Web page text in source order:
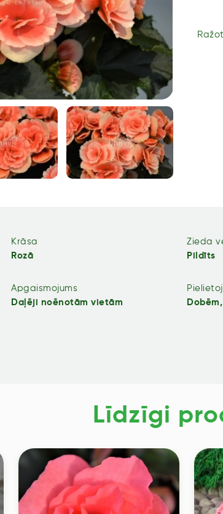
Krāsa
Rozā
Zieda
Pildīts
Apgaismojums
Daļēji noēnotām vietām
Līdzīgi